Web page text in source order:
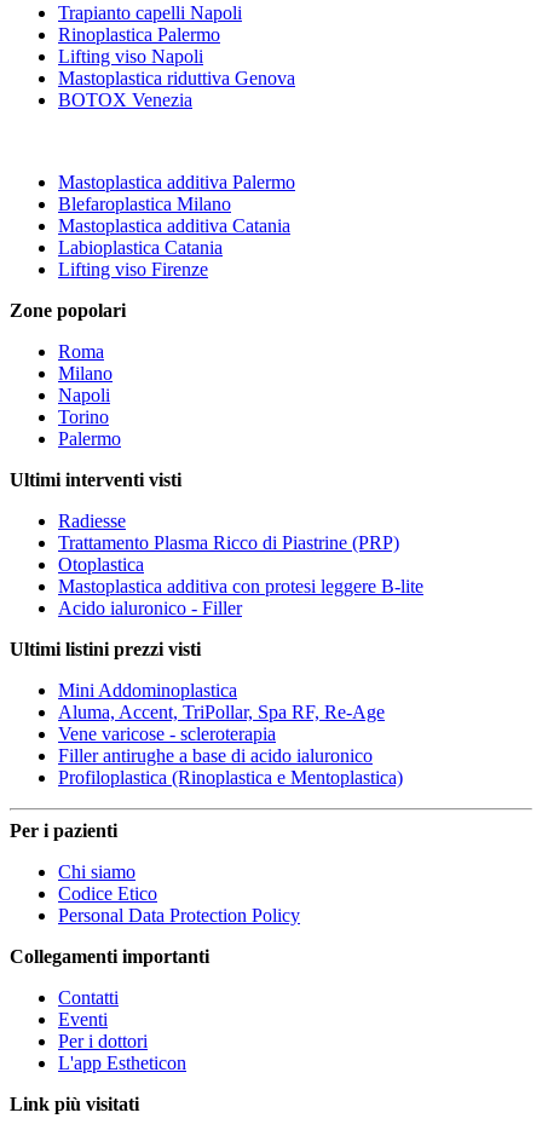
Trapianto capelli Napoli
Rinoplastica Palermo
Lifting viso Napoli
Mastoplastica riduttiva Genova
BOTOX Venezia
Mastoplastica additiva Palermo
Blefaroplastica Milano
Mastoplastica additiva Catania
Labioplastica Catania
Lifting viso Firenze
Zone popolari
Roma
Milano
Napoli
Torino
Palermo
Ultimi interventi visti
Radiesse
Trattamento Plasma Ricco di Piastrine (PRP)
Otoplastica
Mastoplastica additiva con protesi leggere B-lite
Acido ialuronico - Filler
Ultimi listini prezzi visti
Mini Addominoplastica
Aluma, Accent, TriPollar, Spa RF, Re-Age
Vene varicose - scleroterapia
Filler antirughe a base di acido ialuronico
Profiloplastica (Rinoplastica e Mentoplastica)
Per i pazienti
Chi siamo
Codice Etico
Personal Data Protection Policy
Collegamenti importanti
Contatti
Eventi
Per i dottori
L'app Estheticon
Link più visitati